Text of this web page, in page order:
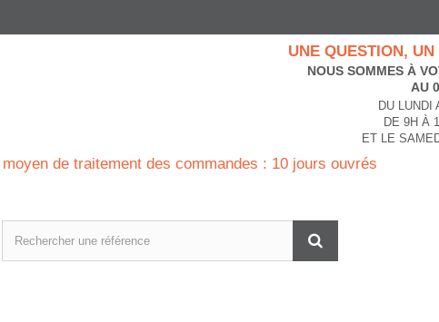
UNE QUESTION,
NOUS SOMMES À
AU
DU LUNDI
DE 9H À
ET LE
moyen de traitement des commandes : 10 jours ouvrés